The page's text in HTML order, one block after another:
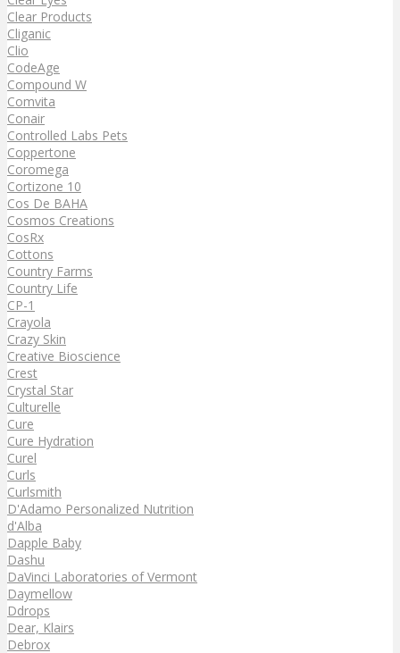
Clear Products
Cliganic
Clio
CodeAge
Compound W
Comvita
Conair
Controlled Labs Pets
Coppertone
Coromega
Cortizone 10
Cos De BAHA
Cosmos Creations
CosRx
Cottons
Country Farms
Country Life
CP-1
Crayola
Crazy Skin
Creative Bioscience
Crest
Crystal Star
Culturelle
Cure
Cure Hydration
Curel
Curls
Curlsmith
D'Adamo Personalized Nutrition
d'Alba
Dapple Baby
Dashu
DaVinci Laboratories of Vermont
Daymellow
Ddrops
Dear, Klairs
Debrox